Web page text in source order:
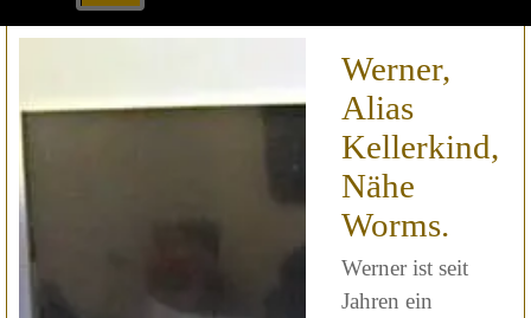
Werner,
Alias
Kellerkind,
Nähe
Worms.
Werner ist seit
Jahren ein